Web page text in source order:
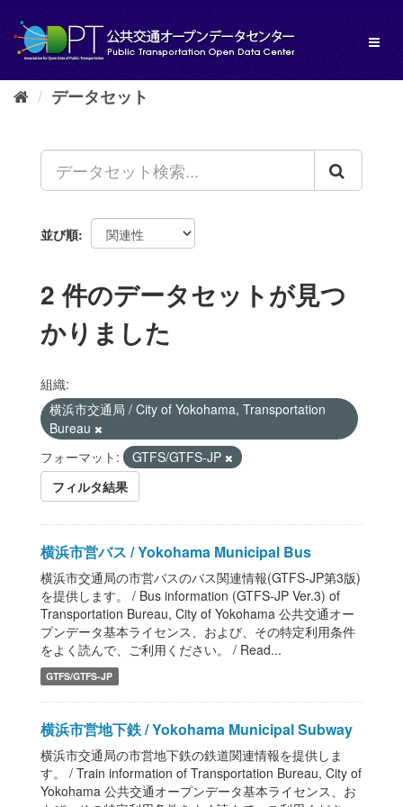
し
データセット
並び順
2 件のデータセットが見つ
かりました
組織:
横浜市交通局 / City of Yokohama, Transportation
Bureau
フォーマット:
GTFS/GTFS-JP
フィルタ結果
横浜市営バス / Yokohama Municipal Bus
横浜市交通局の市営バスのバス関連情報(GTFS-JP第3版)
を提供します。 / Bus information (GTFS-JP Ver.3) of
Transportation Bureau, City of Yokohama 公共交通オー
プンデータ基本ライセンス、および、その特定利用条件
をよく読んで、ご利用ください。 / Read...
GTFS/GTFS-JP
横浜市営地下鉄 / Yokohama Municipal Subway
横浜市交通局の市営地下鉄の鉄道関連情報を提供しま
す。 / Train information of Transportation Bureau, City of
Yokohama 公共交通オープンデータ基本ライセンス、お